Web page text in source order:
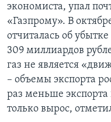
экономиста, упал
«Газпрому». В
отчиталась об
309 миллиардов
газ не является
– объемы экспорта
раз меньше
только вырос,